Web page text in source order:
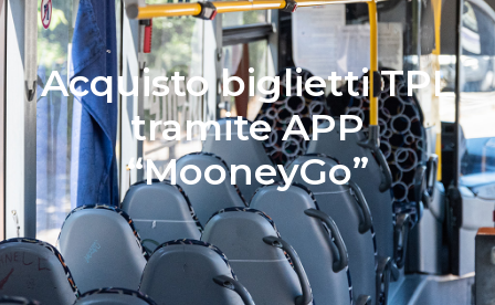
Acquisto biglietti TPL
tramite APP
“MooneyGo”